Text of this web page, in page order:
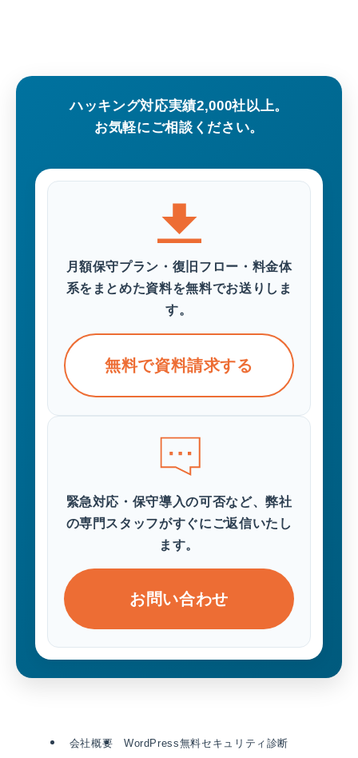
ハッキング対応実績2,000社以上。
お気軽にご相談ください。
月額保守プラン・復旧フロー・料金体
系をまとめた資料を無料でお送りしま
す。
無料で資料請求する
緊急対応・保守導入の可否など、弊社
の専門スタッフがすぐにご返信いたし
ます。
お問い合わせ
会社概要 WordPress無料セキュリティ診断